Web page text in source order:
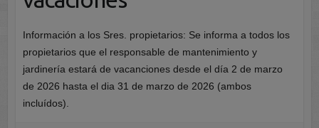
Información a los Sres. propietarios: Se informa a todos los
propietarios que el responsable de mantenimiento y
jardinería estará de vacanciones desde el día 2 de marzo
de 2026 hasta el dia 31 de marzo de 2026 (ambos
incluídos).